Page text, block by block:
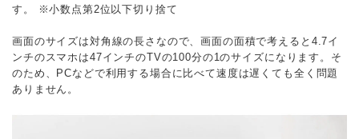
す。 ※小数点第2位以下切り捨て
画面のサイズは対角線の長さなので、画面の面積で考えると4.7イ
ンチのスマホは47インチのTVの100分の1のサイズになります。そ
のため、PCなどで利用する場合に比べて速度は遅くても全く問題
ありません。